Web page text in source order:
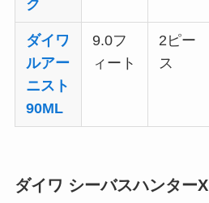
ク
ダイワ
ルアー
ニスト
90ML
9.0フ
ィート
2ピー
ス
ダイワ シーバスハンターX